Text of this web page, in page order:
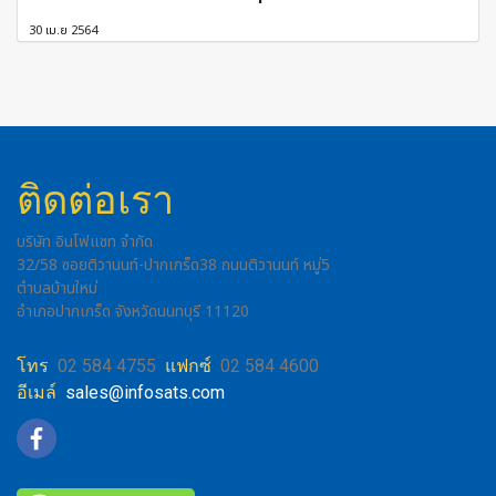
30 เม.ย 2564
ติดต่อเรา
บริษัท อินโฟแซท จำกัด
32/58 ซอยติวานนท์-ปากเกร็ด38 ถนนติวานนท์ หมู่5
ตำบลบ้านใหม่
อำเภอปากเกร็ด จังหวัดนนทบุรี 11120
โทร 02 584 4755 แฟกซ์ 02 584 4600
อีเมล์ sales@infosats.com